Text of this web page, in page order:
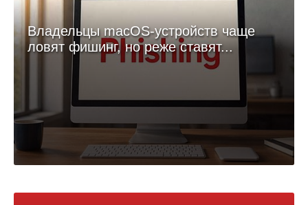
Владельцы macOS-устройств чаще
ловят фишинг, но реже ставят...